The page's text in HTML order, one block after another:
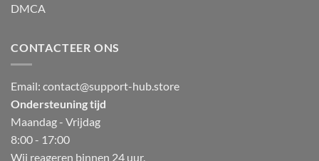
DMCA
CONTACTEER ONS
Email: contact@support-hub.store
Ondersteuning tijd
Maandag - Vrijdag
8:00 - 17:00
Wij reageren binnen 24 uur.